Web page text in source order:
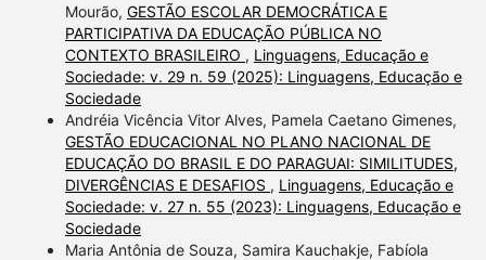
Mourão, GESTÃO ESCOLAR DEMOCRÁTICA E
PARTICIPATIVA DA EDUCAÇÃO PÚBLICA NO
CONTEXTO BRASILEIRO , Linguagens, Educação e
Sociedade: v. 29 n. 59 (2025): Linguagens, Educação e
Sociedade
Andréia Vicência Vitor Alves, Pamela Caetano Gimenes,
GESTÃO EDUCACIONAL NO PLANO NACIONAL DE
EDUCAÇÃO DO BRASIL E DO PARAGUAI: SIMILITUDES,
DIVERGÊNCIAS E DESAFIOS , Linguagens, Educação e
Sociedade: v. 27 n. 55 (2023): Linguagens, Educação e
Sociedade
Maria Antônia de Souza, Samira Kauchakje, Fabíola